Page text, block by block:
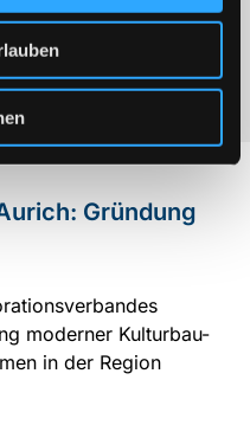
Gründung
moderner Kulturbau-
in der Region